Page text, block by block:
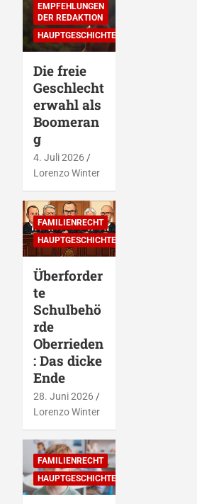
EMPFEHLUNGEN
DER REDAKTION
HAUPTGESCHICHTEN
Die freie
Geschlecht
erwahl als
Boomeran
g
4. Juli 2026
Lorenzo Winter
FAMILIENRECHT
HAUPTGESCHICHTEN
Überforder
te
Schulbehö
rde
Oberrieden
: Das dicke
Ende
28. Juni 2026
Lorenzo Winter
FAMILIENRECHT
HAUPTGESCHICHTEN